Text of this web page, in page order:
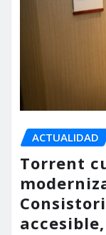
ACTUALIDAD
Torrent